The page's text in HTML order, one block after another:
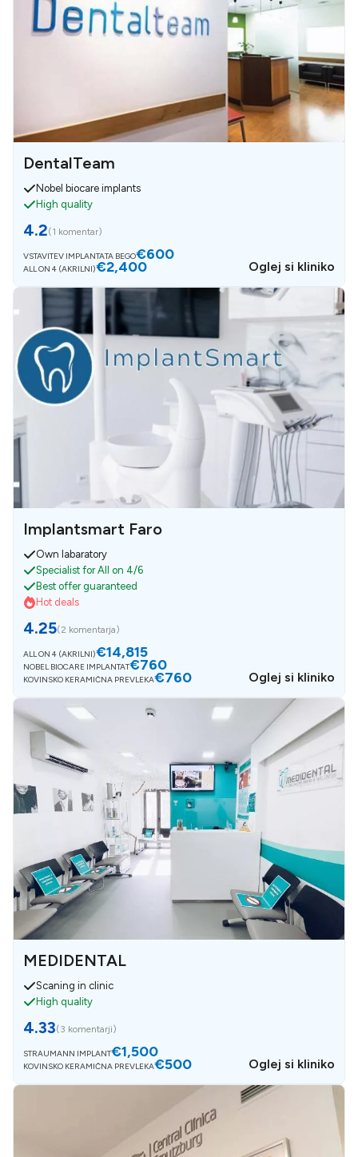
DentalTeam
Nobel biocare implants
High quality
4.2(1 komentar)
VSTAVITEV IMPLANTATA BEGO€600
ALL ON 4 (AKRILNI)€2,400 Oglej si kliniko
Implantsmart Faro
Own labaratory
Specialist for All on 4/6
Best offer guaranteed
Hot deals
4.25(2 komentarja)
ALL ON 4 (AKRILNI)€14,815
NOBEL BIOCARE IMPLANTAT€760
KOVINSKO KERAMIČNA PREVLEKA€760 Oglej si kliniko
MEDIDENTAL
Scaning in clinic
High quality
4.33(3 komentarji)
STRAUMANN IMPLANT€1,500
KOVINSKO KERAMIČNA PREVLEKA€500 Oglej si kliniko